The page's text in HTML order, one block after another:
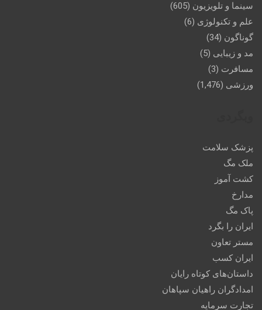
سینما و تلویزیون (605)
علم و تکنولوژی (6)
گوناگون (34)
مد و زیبایی (5)
مسافرت (3)
ورزشی (1,476)
پزشک سلامت
ملک مگ
کشت آموز
مدارخ
پاک مگ
ایران را بگرد
مستر تعاون
ایران کسب
داستان‌های کوتاه رایان
امدادگران راهیان سپاهان
تجارت سرمایه